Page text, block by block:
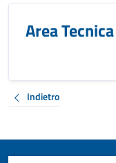
Area Tecnica
Indietro